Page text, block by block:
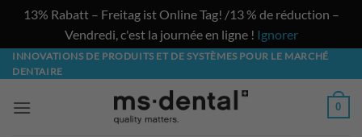
13% Rabatt – Freitag ist Online Tag! /13 % de réduction –
Vendredi, c'est la journée en ligne ! Ignorer
Passer
au
INNOVATIONS DE PRODUITS ET DE SYSTÈMES POUR LE MARCHÉ
DENTAIRE
0